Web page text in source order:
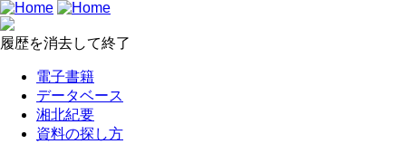
履歴を消去して終了
電子書籍
データベース
湘北紀要
資料の探し方